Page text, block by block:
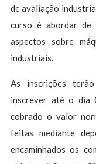
de avaliação
curso é abordar de
aspectos sobre
industriais.
As inscrições
inscrever até o dia
cobrado o valor
feitas mediante
encaminhados os